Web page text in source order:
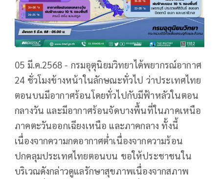
05 มี.ค.2568 - กรมอุตุนิยมวิทยาได้พยากรณ์อากาศ
24 ชั่วโมงข้างหน้าในลักษณะทั่วไป ว่าประเทศไทย
ตอนบนมีอากาศร้อนโดยทั่วไปกับมีฟ้าหลัวในตอน
กลางวัน และมีอากาศร้อนจัดบางพื้นที่ในภาคเหนือ
ภาคตะวันออกเฉียงเหนือ และภาคกลาง ทั้งนี้
เนื่องจากความกดอากาศต่ำเนื่องจากความร้อน
ปกคลุมประเทศไทยตอนบน ขอให้ประชาชนใน
บริเวณดังกล่าวดูแลรักษาสุขภาพเนื่องจากสภาพ